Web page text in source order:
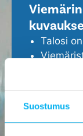
Suostumus
Talosi
Haluat